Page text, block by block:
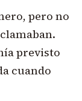
pero no
previsto
cuando